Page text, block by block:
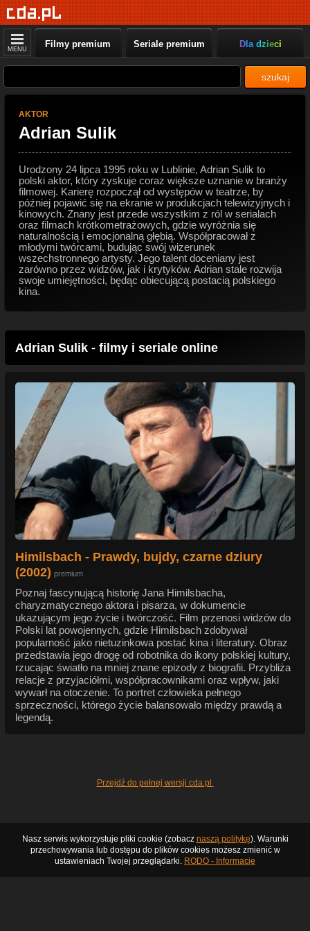
MENU Filmy premium Seriale premium Dla dzieci
szukaj
AKTOR
Adrian Sulik
Urodzony 24 lipca 1995 roku w Lublinie, Adrian Sulik to
polski aktor, który zyskuje coraz większe uznanie w branży
filmowej. Karierę rozpoczął od występów w teatrze, by
później pojawić się na ekranie w produkcjach telewizyjnych i
kinowych. Znany jest przede wszystkim z ról w serialach
oraz filmach krótkometrażowych, gdzie wyróżnia się
naturalnością i emocjonalną głębią. Współpracował z
młodymi twórcami, budując swój wizerunek
wszechstronnego artysty. Jego talent doceniany jest
zarówno przez widzów, jak i krytyków. Adrian stale rozwija
swoje umiejętności, będąc obiecującą postacią polskiego
kina.
Adrian Sulik - filmy i seriale online
Himilsbach - Prawdy, bujdy, czarne dziury
(2002) premium
Poznaj fascynującą historię Jana Himilsbacha,
charyzmatycznego aktora i pisarza, w dokumencie
ukazującym jego życie i twórczość. Film przenosi widzów do
Polski lat powojennych, gdzie Himilsbach zdobywał
popularność jako nietuzinkowa postać kina i literatury. Obraz
przedstawia jego drogę od robotnika do ikony polskiej kultury,
rzucając światło na mniej znane epizody z biografii. Przybliża
relacje z przyjaciółmi, współpracownikami oraz wpływ, jaki
wywarł na otoczenie. To portret człowieka pełnego
sprzeczności, którego życie balansowało między prawdą a
legendą.
Przejdź do pełnej wersji cda.pl
Nasz serwis wykorzystuje pliki cookie (zobacz naszą politykę). Warunki
przechowywania lub dostępu do plików cookies możesz zmienić w
ustawieniach Twojej przeglądarki. RODO - Informacje